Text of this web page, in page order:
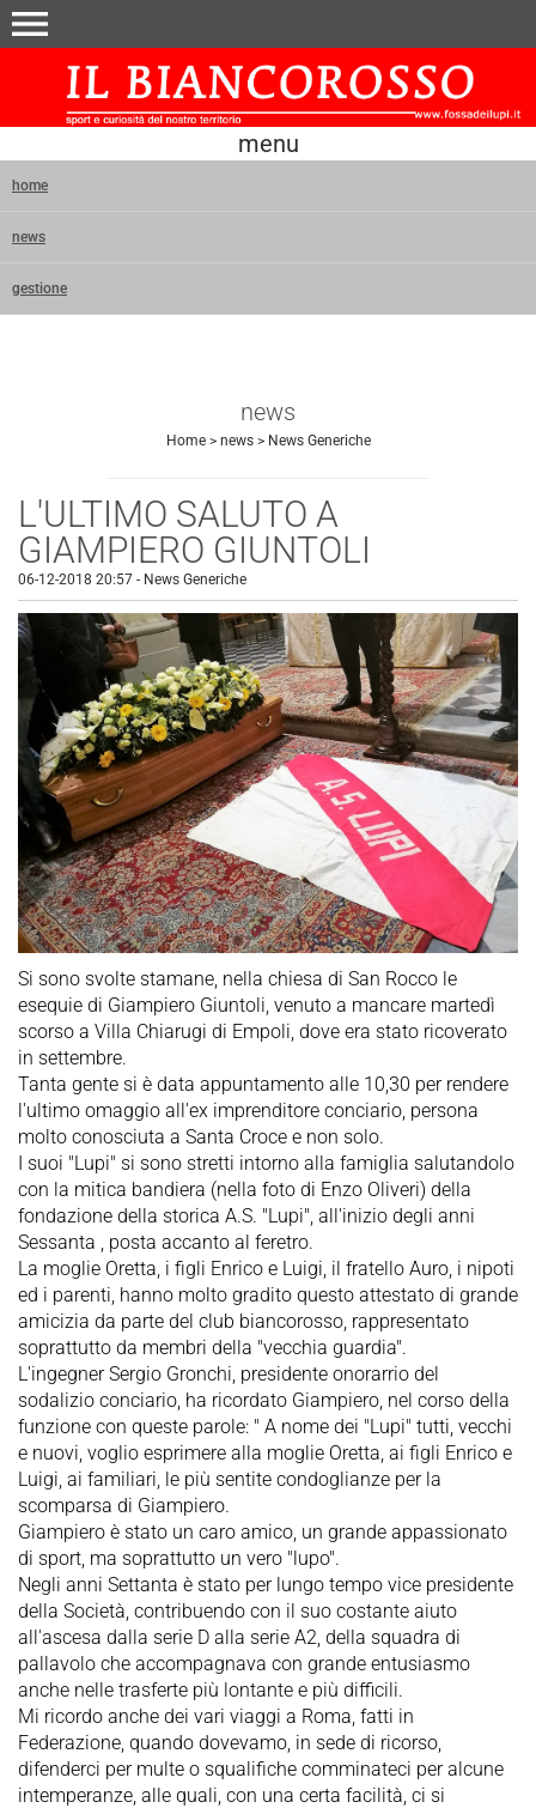
menu
menu
home
news
gestione
news
Home> news> News Generiche
L'ULTIMO SALUTO A
GIAMPIERO GIUNTOLI
06-12-2018 20:57 - News Generiche
Si sono svolte stamane, nella chiesa di San Rocco le
esequie di Giampiero Giuntoli, venuto a mancare martedì
scorso a Villa Chiarugi di Empoli, dove era stato ricoverato
in settembre.
Tanta gente si è data appuntamento alle 10,30 per rendere
l'ultimo omaggio all'ex imprenditore conciario, persona
molto conosciuta a Santa Croce e non solo.
I suoi "Lupi" si sono stretti intorno alla famiglia salutandolo
con la mitica bandiera (nella foto di Enzo Oliveri) della
fondazione della storica A.S. "Lupi", all'inizio degli anni
Sessanta , posta accanto al feretro.
La moglie Oretta, i figli Enrico e Luigi, il fratello Auro, i nipoti
ed i parenti, hanno molto gradito questo attestato di grande
amicizia da parte del club biancorosso, rappresentato
soprattutto da membri della "vecchia guardia".
L'ingegner Sergio Gronchi, presidente onorarrio del
sodalizio conciario, ha ricordato Giampiero, nel corso della
funzione con queste parole: " A nome dei "Lupi" tutti, vecchi
e nuovi, voglio esprimere alla moglie Oretta, ai figli Enrico e
Luigi, ai familiari, le più sentite condoglianze per la
scomparsa di Giampiero.
Giampiero è stato un caro amico, un grande appassionato
di sport, ma soprattutto un vero "lupo".
Negli anni Settanta è stato per lungo tempo vice presidente
della Società, contribuendo con il suo costante aiuto
all'ascesa dalla serie D alla serie A2, della squadra di
pallavolo che accompagnava con grande entusiasmo
anche nelle trasferte più lontante e più difficili.
Mi ricordo anche dei vari viaggi a Roma, fatti in
Federazione, quando dovevamo, in sede di ricorso,
difenderci per multe o squalifiche comminateci per alcune
intemperanze, alle quali, con una certa facilità, ci si